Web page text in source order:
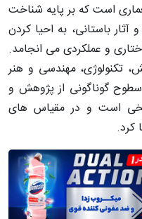
است که بر پایه شناخت
باستانی، به احیا کردن
و عملکردی می انجامد.
تکنولوژی، مهندسی و هنر
گوناگونی از پژوهش و
است و در مقیاس های
کرد.